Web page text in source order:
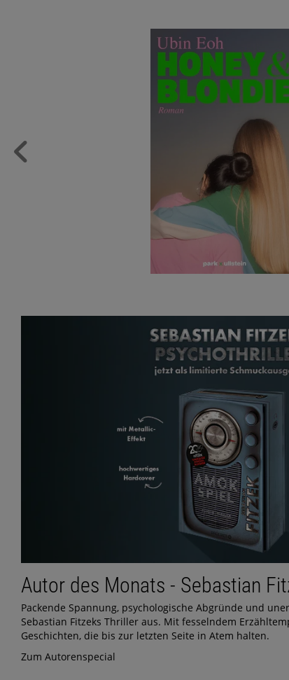
Autor des Monats - Sebastian
Packende Spannung, psychologische Abgründe und
Sebastian Fitzeks Thriller aus. Mit fesselndem
Geschichten, die bis zur letzten Seite in Atem halten.
Zum Autorenspecial